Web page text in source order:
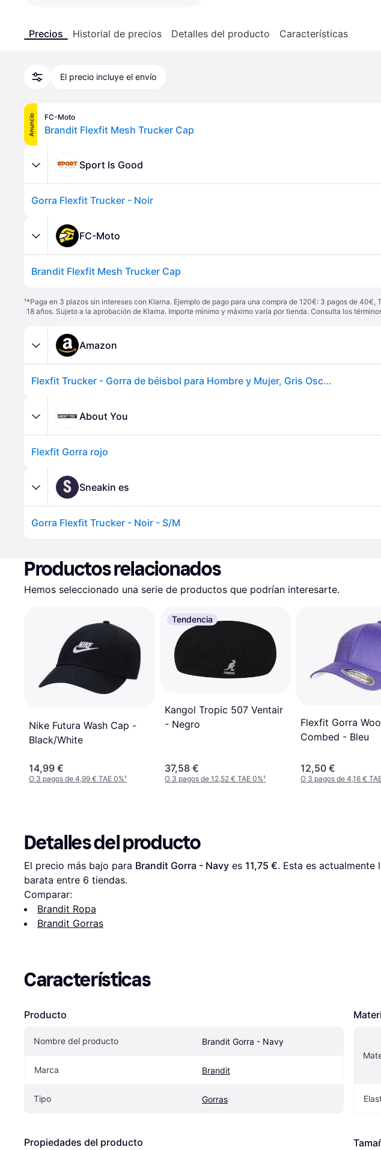
Precios Historial de precios Detalles del producto Características
El precio incluye el envío
Anuncio FC-Moto
Brandit Flexfit Mesh Trucker Cap
Sport Is Good
Gorra Flexfit Trucker - Noir
FC-Moto
Brandit Flexfit Mesh Trucker Cap
¹*Paga en 3 plazos sin intereses con Klarna. Ejemplo de pago para una compra de 120€: 3 pagos de
18 años. Sujeto a la aprobación de Klarna. Importe mínimo y máximo varía por tienda. Consulta los
Amazon
Flexfit Trucker - Gorra de béisbol para Hombre y Mujer, Gris Oscuro, L/XL
About You
Flexfit Gorra rojo
S Sneakin es
Gorra Flexfit Trucker - Noir - S/M
Productos relacionados
Hemos seleccionado una serie de productos que podrían interesarte.
Nike Futura Wash Cap -
Black/White
14,99 €
O 3 pagos de 4,99 € TAE 0%¹
Tendencia
Kangol Tropic 507 Ventair
- Negro
37,58 €
O 3 pagos de 12,52 € TAE 0%¹
Flexfit Gorra
Combed - Bleu
12,50 €
O 3 pagos de 4,16 €
Detalles del producto
El precio más bajo para Brandit Gorra - Navy es 11,75 €. Esta es actualmente
barata entre 6 tiendas.
Comparar:
Brandit Ropa
Brandit Gorras
Características
Producto
Nombre del producto Brandit Gorra - Navy
Marca Brandit
Tipo Gorras
Propiedades del producto